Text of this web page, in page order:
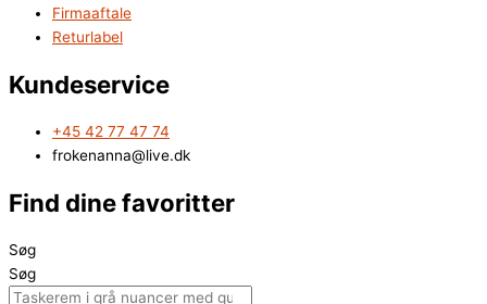
Firmaaftale
Returlabel
Kundeservice
+45 42 77 47 74
frokenanna@live.dk
Find dine favoritter
Søg
Søg